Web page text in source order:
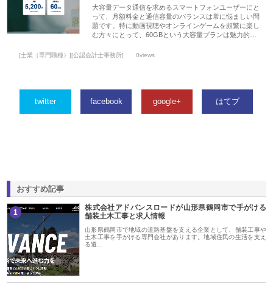
大容量データ通信を求めるスマートフォンユーザーにと
って、月額料金と通信容量のバランスは常に悩ましい問
題です。特に動画視聴やオンラインゲームを頻繁に楽し
む方々にとって、60GBという大容量プランは魅力的…
[士業（専門職種）][公認会計士事務所] 0views
twitter facebook google+ はてブ
おすすめ記事
1
株式会社アドバンスロードが山形県鶴岡市で手がける
舗装土木工事と求人情報
山形県鶴岡市で地域の道路基盤を支える企業として、舗装工事や
土木工事を手がける専門会社があります。地域住民の生活を支え
る道…